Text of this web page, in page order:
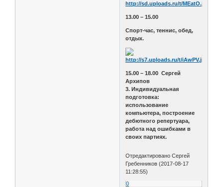
13.00 – 15.00
Спорт-час, теннис, обед,
отдых.
15.00 – 18.00 Сергей
Архипов
3. Индивидуальная
подготовка:
использование
компьютера, построение
дебютного репертуара,
работа над ошибками в
своих партиях.
Отредактировано Сергей
Гребенников (2017-08-17
11:28:55)
0